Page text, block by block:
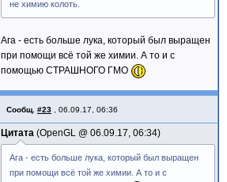
не химию колоть.
Ага - есть больше лука, который был выращен
при помощи всё той же химии. А то и с
помощью СТРАШНОГО ГМО
Сообщ. #23 06.09.17, 06:36
Цитата OpenGL @ 06.09.17, 06:34
Ага - есть больше лука, который был выращен
при помощи всё той же химии. А то и с